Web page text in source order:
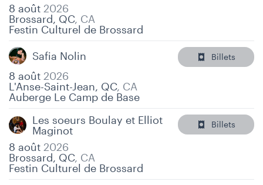
8 août 2026
Brossard, QC, CA
Festin Culturel de Brossard
Safia Nolin
8 août 2026
L'Anse-Saint-Jean, QC, CA
Auberge Le Camp de Base
Billets
Les soeurs Boulay et Elliot
Maginot
8 août 2026
Brossard, QC, CA
Festin Culturel de Brossard
Billets